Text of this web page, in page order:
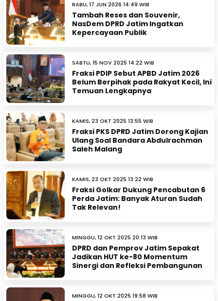
RABU, 17 JUN 2026 14:49 WIB
Tambah Reses dan Souvenir,
NasDem DPRD Jatim Ingatkan
Kepercayaan Publik
SABTU, 15 NOV 2025 14:22 WIB
Fraksi PDIP Sebut APBD Jatim 2026
Belum Berpihak pada Rakyat Kecil, Ini
Temuan Lengkapnya
KAMIS, 23 OKT 2025 13:55 WIB
Fraksi PKS DPRD Jatim Dorong Kajian
Ulang Soal Bandara Abdulrachman
Saleh Malang
KAMIS, 23 OKT 2025 13:22 WIB
Fraksi Golkar Dukung Pencabutan 6
Perda Jatim: Banyak Aturan Sudah
Tak Relevan!
MINGGU, 12 OKT 2025 20:13 WIB
DPRD dan Pemprov Jatim Sepakat
Jadikan HUT ke-80 Momentum
Sinergi dan Refleksi Pembangunan
MINGGU, 12 OKT 2025 19:58 WIB